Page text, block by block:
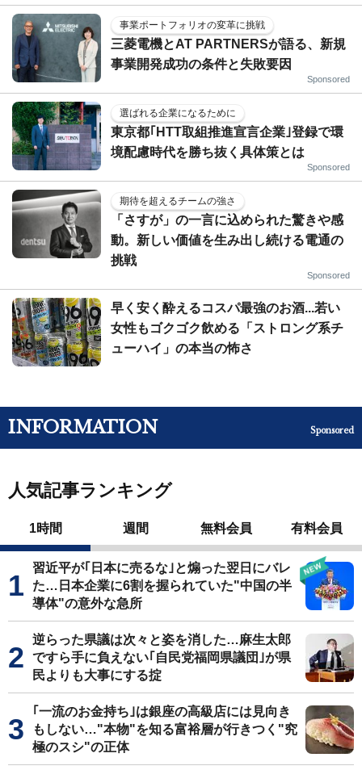
事業ポートフォリオの変革に挑戦
三菱電機とAT PARTNERSが語る、新規
事業開発成功の条件と失敗要因
Sponsored
選ばれる企業になるために
東京都｢HTT取組推進宣言企業｣登録で環
境配慮時代を勝ち抜く具体策とは
Sponsored
期待を超えるチームの強さ
「さすが」の一言に込められた驚きや感
動。新しい価値を生み出し続ける電通の
挑戦
Sponsored
早く安く酔えるコスパ最強のお酒...若い
女性もゴクゴク飲める「ストロング系チ
ューハイ」の本当の怖さ
INFORMATION Sponsored
人気記事ランキング
1時間 週間 無料会員 有料会員
習近平が｢日本に売るな｣と煽った翌日にバレ
た…日本企業に6割を握られていた"中国の半
導体"の意外な急所
逆らった県議は次々と姿を消した…麻生太郎
ですら手に負えない｢自民党福岡県議団｣が県
民よりも大事にする掟
｢一流のお金持ち｣は銀座の高級店には見向き
もしない…"本物"を知る富裕層が行きつく"究
極のスシ"の正体